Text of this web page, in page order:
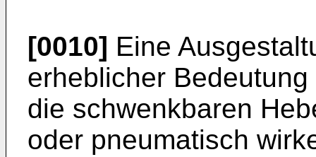
[0010] Eine
erheblicher
die schwenkbaren
oder pneumatisch